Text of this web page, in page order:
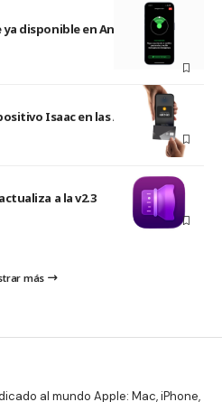
ya disponible en Andorra e
Isaac en las Apple Store
a la v2.3
más
al mundo Apple: Mac, iPhone,